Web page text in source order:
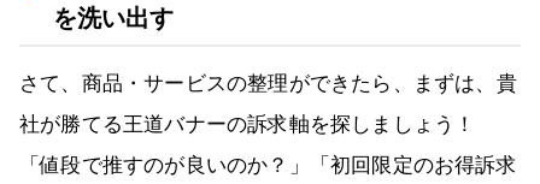
を洗い出す
さて、商品・サービスの整理ができたら、まずは、貴
社が勝てる王道バナーの訴求軸を探しましょう！
「値段で推すのが良いのか？」「初回限定のお得訴求